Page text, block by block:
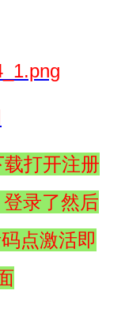
打开注册
录了然后
点激活即